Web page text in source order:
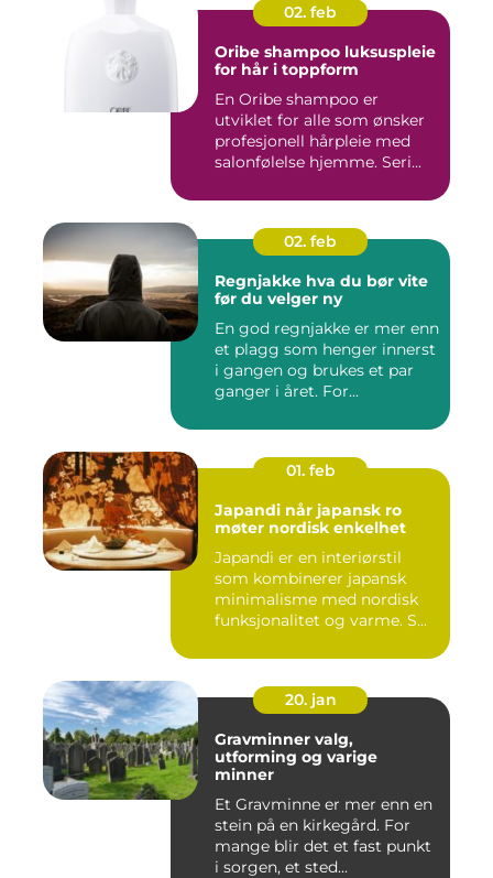
02. feb
Oribe shampoo luksuspleie
for hår i toppform
En Oribe shampoo er
utviklet for alle som ønsker
profesjonell hårpleie med
salonfølelse hjemme. Seri...
02. feb
Regnjakke hva du bør vite
før du velger ny
En god regnjakke er mer enn
et plagg som henger innerst
i gangen og brukes et par
ganger i året. For...
01. feb
Japandi når japansk ro
møter nordisk enkelhet
Japandi er en interiørstil
som kombinerer japansk
minimalisme med nordisk
funksjonalitet og varme. S...
20. jan
Gravminner valg,
utforming og varige
minner
Et Gravminne er mer enn en
stein på en kirkegård. For
mange blir det et fast punkt
i sorgen, et sted...